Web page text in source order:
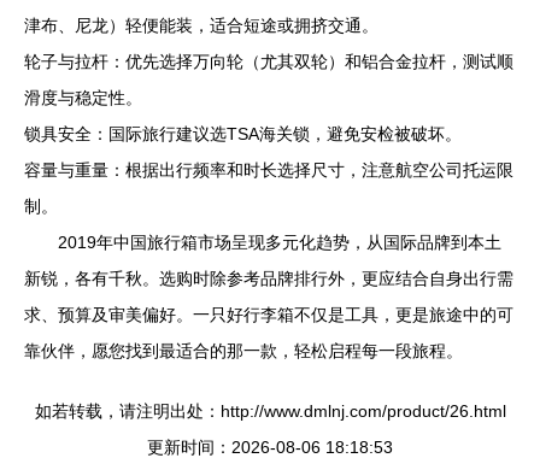
津布、尼龙）轻便能装，适合短途或拥挤交通。
轮子与拉杆：优先选择万向轮（尤其双轮）和铝合金拉杆，测试顺
滑度与稳定性。
锁具安全：国际旅行建议选TSA海关锁，避免安检被破坏。
容量与重量：根据出行频率和时长选择尺寸，注意航空公司托运限
制。
2019年中国旅行箱市场呈现多元化趋势，从国际品牌到本土
新锐，各有千秋。选购时除参考品牌排行外，更应结合自身出行需
求、预算及审美偏好。一只好行李箱不仅是工具，更是旅途中的可
靠伙伴，愿您找到最适合的那一款，轻松启程每一段旅程。
如若转载，请注明出处：http://www.dmlnj.com/product/26.html
更新时间：2026-08-06 18:18:53